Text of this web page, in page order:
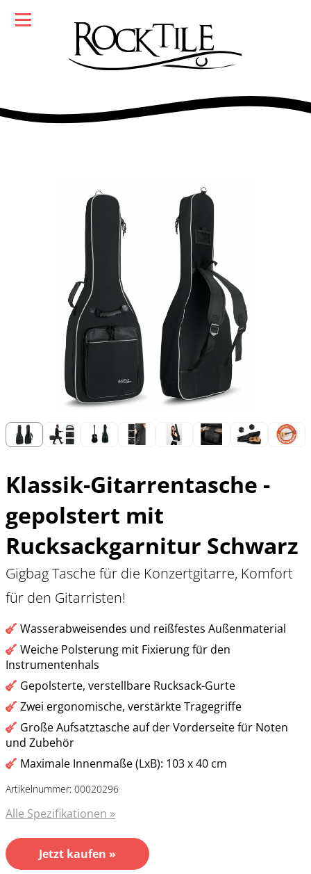
Klassik-Gitarrentasche -
gepolstert mit
Rucksackgarnitur Schwarz
Gigbag Tasche für die Konzertgitarre, Komfort
für den Gitarristen!
Wasserabweisendes und reißfestes Außenmaterial
Weiche Polsterung mit Fixierung für den
Instrumentenhals
Gepolsterte, verstellbare Rucksack-Gurte
Zwei ergonomische, verstärkte Tragegriffe
Große Aufsatztasche auf der Vorderseite für Noten
und Zubehör
Maximale Innenmaße (LxB): 103 x 40 cm
Artikelnummer: 00020296
Alle Spezifikationen »
Jetzt kaufen »